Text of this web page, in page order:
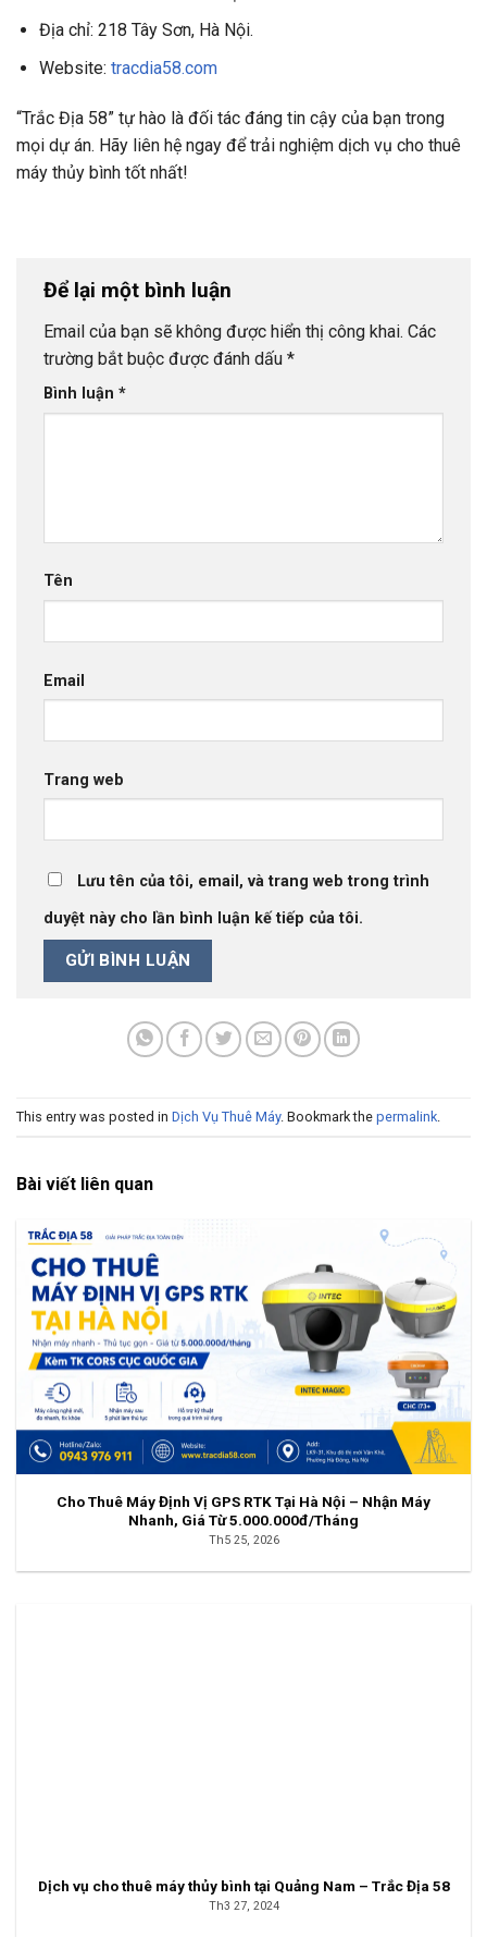
Địa chỉ: 218 Tây Sơn, Hà Nội.
Website: tracdia58.com
“Trắc Địa 58” tự hào là đối tác đáng tin cậy của bạn trong
mọi dự án. Hãy liên hệ ngay để trải nghiệm dịch vụ cho thuê
máy thủy bình tốt nhất!
Để lại một bình luận
Email của bạn sẽ không được hiển thị công khai. Các
trường bắt buộc được đánh dấu *
Bình luận *
Tên
Email
Trang web
Lưu tên của tôi, email, và trang web trong trình
duyệt này cho lần bình luận kế tiếp của tôi.
This entry was posted in Dịch Vụ Thuê Máy. Bookmark the permalink
Bài viết liên quan
Cho Thuê Máy Định Vị GPS RTK Tại Hà Nội – Nhận Máy
Nhanh, Giá Từ 5.000.000đ/Tháng
Th5 25, 2026
Dịch vụ cho thuê máy thủy bình tại Quảng Nam – Trắc Địa 58
Th3 27, 2024